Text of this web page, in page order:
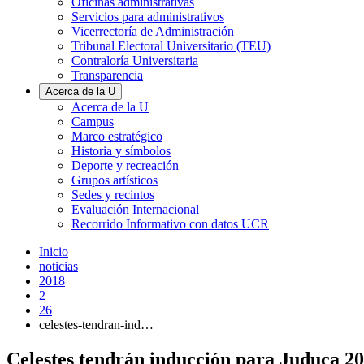
Servicios para administrativos
Vicerrectoría de Administración
Tribunal Electoral Universitario (TEU)
Contraloría Universitaria
Transparencia
Acerca de la U
Acerca de la U
Campus
Marco estratégico
Historia y símbolos
Deporte y recreación
Grupos artísticos
Sedes y recintos
Evaluación Internacional
Recorrido Informativo con datos UCR
Inicio
noticias
2018
2
26
celestes-tendran-ind…
Celestes tendrán inducción para Juduca